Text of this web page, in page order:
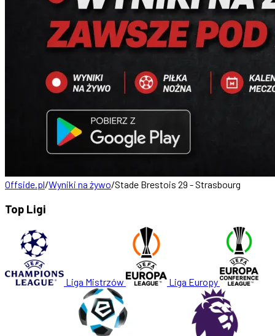
Offside.pl/Wyniki na żywo/Stade Brestois 29 - Strasbourg
Top Ligi
Liga Mistrzów Liga Europy